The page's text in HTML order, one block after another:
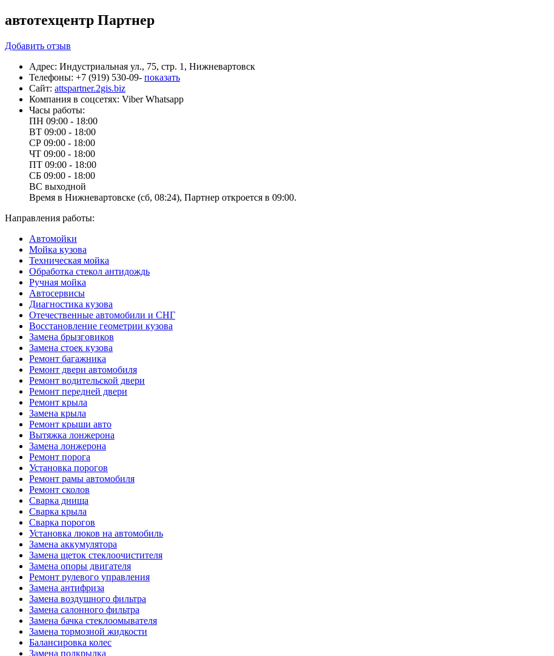
автотехцентр Партнер
Добавить отзыв
Адрес: Индустриальная ул., 75, стр. 1, Нижневартовск
Телефоны: +7 (919) 530-09- показать
Сайт: attspartner.2gis.biz
Компания в соцсетях: Viber Whatsapp
Часы работы:
ПН 09:00 - 18:00
ВТ 09:00 - 18:00
СР 09:00 - 18:00
ЧТ 09:00 - 18:00
ПТ 09:00 - 18:00
СБ 09:00 - 18:00
ВС выходной
Время в Нижневартовске (сб, 08:24), Партнер откроется в 09:00.
Направления работы:
Автомойки
Мойка кузова
Техническая мойка
Обработка стекол антидождь
Ручная мойка
Автосервисы
Диагностика кузова
Отечественные автомобили и СНГ
Восстановление геометрии кузова
Замена брызговиков
Замена стоек кузова
Ремонт багажника
Ремонт двери автомобиля
Ремонт водительской двери
Ремонт передней двери
Ремонт крыла
Замена крыла
Ремонт крыши авто
Вытяжка лонжерона
Замена лонжерона
Ремонт порога
Установка порогов
Ремонт рамы автомобиля
Ремонт сколов
Сварка днища
Сварка крыла
Сварка порогов
Установка люков на автомобиль
Замена аккумулятора
Замена щеток стеклоочистителя
Замена опоры двигателя
Ремонт рулевого управления
Замена антифриза
Замена воздушного фильтра
Замена салонного фильтра
Замена бачка стеклоомывателя
Замена тормозной жидкости
Балансировка колес
Замена подкрылка